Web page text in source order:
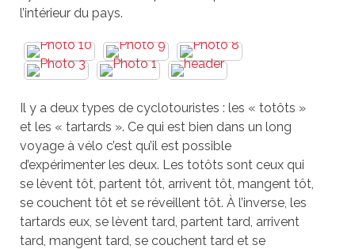
l’intérieur du pays.
Il y a deux types de cyclotouristes : les « totôts »
et les « tartards ». Ce qui est bien dans un long
voyage à vélo c’est qu’il est possible
d’expérimenter les deux. Les totôts sont ceux qui
se lèvent tôt, partent tôt, arrivent tôt, mangent tôt,
se couchent tôt et se réveillent tôt. À l’inverse, les
tartards eux, se lèvent tard, partent tard, arrivent
tard, mangent tard, se couchent tard et se